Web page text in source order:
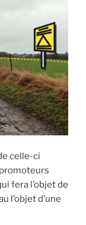
celle-ci
fera l’objet de
l’objet d’une